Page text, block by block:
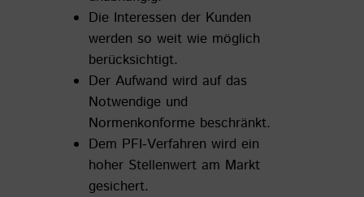
Die Interessen der Kunden
werden so weit wie möglich
berücksichtigt.
Der Aufwand wird auf das
Notwendige und
Normenkonforme beschränkt.
Dem PFI‐Verfahren wird ein
hoher Stellenwert am Markt
gesichert.